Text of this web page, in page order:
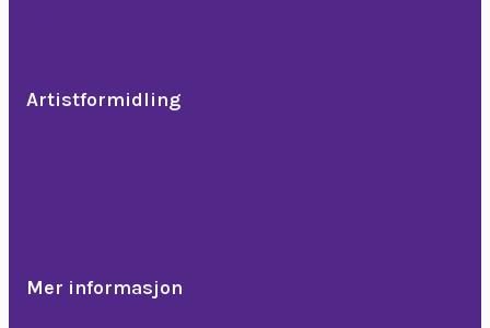
Artistformidling
Mer informasjon